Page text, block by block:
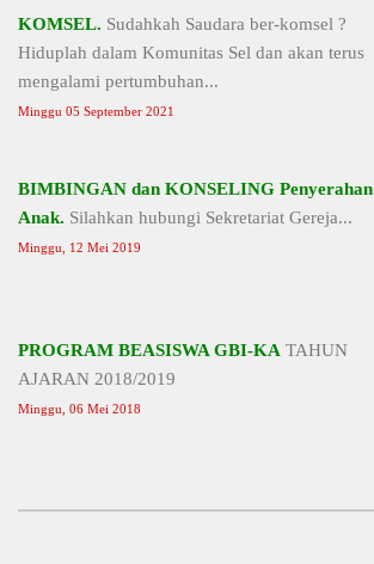
KOMSEL. Sudahkah Saudara ber-komsel ?
Hiduplah dalam Komunitas Sel dan akan terus
mengalami pertumbuhan...
Minggu 05 September 2021
BIMBINGAN dan KONSELING Penyerahan
Anak. Silahkan hubungi Sekretariat Gereja...
Minggu, 12 Mei 2019
PROGRAM BEASISWA GBI-KA TAHUN
AJARAN 2018/2019
Minggu, 06 Mei 2018